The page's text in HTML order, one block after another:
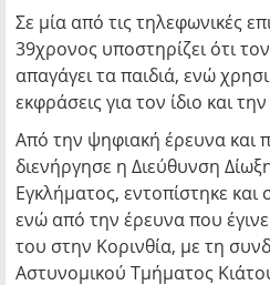
Σε μία από τις τηλεφωνικές
39χρονος υποστηρίζει ότι
απαγάγει τα παιδιά, ενώ
εκφράσεις για τον ίδιο και
Από την ψηφιακή έρευνα και
διενήργησε η Διεύθυνση
Εγκλήματος, εντοπίστηκε
ενώ από την έρευνα που έγινε
του στην Κορινθία, με τη
Αστυνομικού Τμήματος